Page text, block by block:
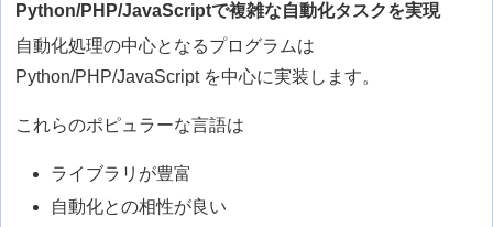
Python/PHP/JavaScriptで複雑な自動化タスクを実現
自動化処理の中心となるプログラムは
Python/PHP/JavaScript を中心に実装します。
これらのポピュラーな言語は
ライブラリが豊富
自動化との相性が良い